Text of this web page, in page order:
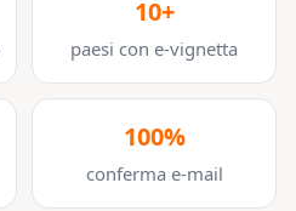
10+
paesi con e-vignetta
100%
conferma e-mail